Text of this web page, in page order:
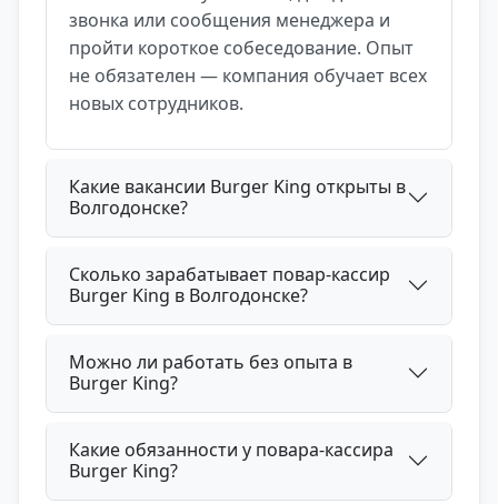
звонка или сообщения менеджера и
пройти короткое собеседование. Опыт
не обязателен — компания обучает всех
новых сотрудников.
Какие вакансии Burger King открыты в
Волгодонске?
Сколько зарабатывает повар-кассир
Burger King в Волгодонске?
Можно ли работать без опыта в
Burger King?
Какие обязанности у повара-кассира
Burger King?